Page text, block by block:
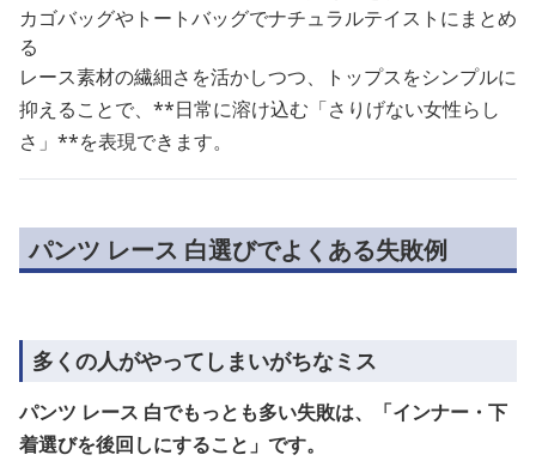
カゴバッグやトートバッグでナチュラルテイストにまとめ
る
レース素材の繊細さを活かしつつ、トップスをシンプルに
抑えることで、**日常に溶け込む「さりげない女性らし
さ」**を表現できます。
パンツ レース 白選びでよくある失敗例
多くの人がやってしまいがちなミス
パンツ レース 白でもっとも多い失敗は、「インナー・下
着選びを後回しにすること」です。